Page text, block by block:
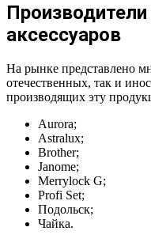
аксессуаров
На рынке представлено
отечественных, так и
производящих эту
Aurora;
Astralux;
Brother;
Janome;
Merrylock G;
Profi Set;
Подольск;
Чайка.